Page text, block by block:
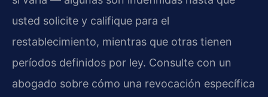
usted solicite y califique para el
restablecimiento, mientras que otras tienen
períodos definidos por ley. Consulte con un
abogado sobre cómo una revocación específica